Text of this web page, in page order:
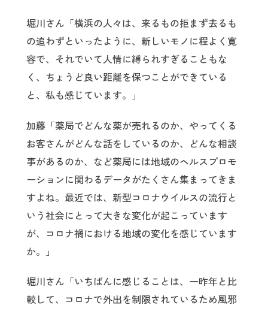
堀川さん「横浜の人々は、来るもの拒まず去るも
の追わずといったように、新しいモノに程よく寛
容で、それでいて人情に縛られすぎることもな
く、ちょうど良い距離を保つことができている
と、私も感じています。」
加藤「薬局でどんな薬が売れるのか、やってくる
お客さんがどんな話をしているのか、どんな相談
事があるのか、など薬局には地域のヘルスプロモ
ーションに関わるデータがたくさん集まってきま
すよね。最近では、新型コロナウイルスの流行と
いう社会にとって大きな変化が起こっています
が、コロナ禍における地域の変化を感じています
か。」
堀川さん「いちばんに感じることは、一昨年と比
較して、コロナで外出を制限されているため風邪